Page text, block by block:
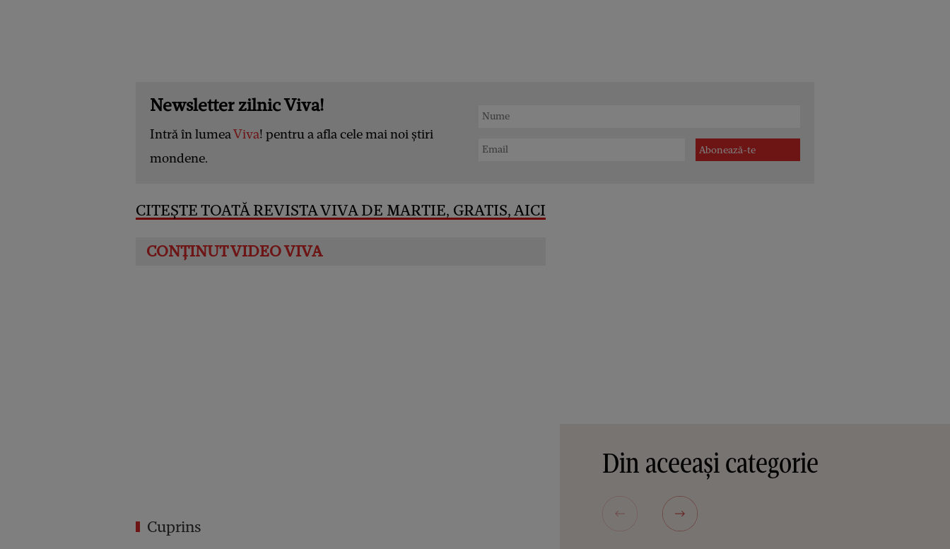
Newsletter zilnic Viva!
Intră în lumeaViva! pentru a afla cele mai noi știri
mondene.
CITEȘTE TOATĂ REVISTA VIVA DE MARTIE, GRATIS, AICI
Cuprins
Din aceeași categorie